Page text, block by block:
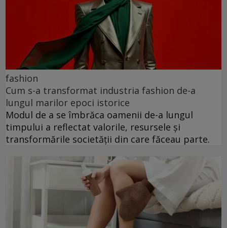
fashion
Cum s-a transformat industria fashion de-a
lungul marilor epoci istorice
Modul de a se îmbrăca oamenii de-a lungul
timpului a reflectat valorile, resursele și
transformările societății din care făceau parte.